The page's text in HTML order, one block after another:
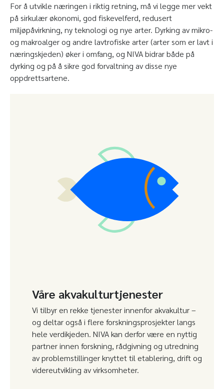
For å utvikle næringen i riktig retning, må vi legge mer vekt
på sirkulær økonomi, god fiskevelferd, redusert
miljøpåvirkning, ny teknologi og nye arter. Dyrking av mikro-
og makroalger og andre lavtrofiske arter (arter som er lavt i
næringskjeden) øker i omfang, og NIVA bidrar både på
dyrking og på å sikre god forvaltning av disse nye
oppdrettsartene.
Våre akvakulturtjenester
Vi tilbyr en rekke tjenester innenfor akvakultur –
og deltar også i flere forskningsprosjekter langs
hele verdikjeden. NIVA kan derfor være en nyttig
partner innen forskning, rådgivning og utredning
av problemstillinger knyttet til etablering, drift og
videreutvikling av virksomheter.